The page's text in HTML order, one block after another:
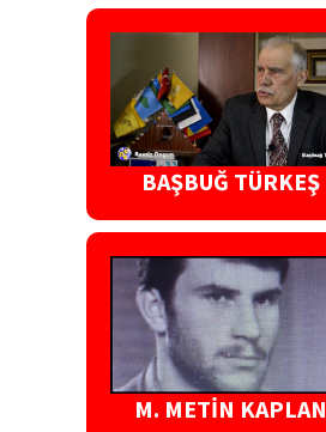
BAŞBUĞ TÜRKEŞ
M. METİN KAPLAN